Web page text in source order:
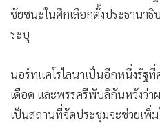
ชัยชนะในศึกเลือกตั้งประธานา
ระบุ
นอร์ทแคโรไลนาเป็นอีกหนึ่งรัฐ
เดือด และพรรครีพับลิกันหวังว่า
เป็นสถานที่จัดประชุมจะช่วยเพิ่